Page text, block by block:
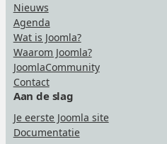
Nieuws
Agenda
Wat is Joomla?
Waarom Joomla?
JoomlaCommunity
Contact
Aan de slag
Je eerste Joomla site
Documentatie